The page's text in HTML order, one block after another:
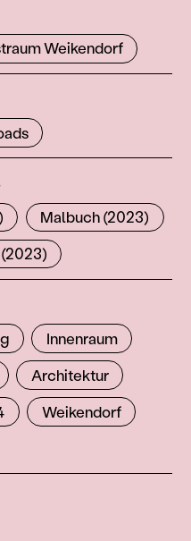
Weikendorf
Malbuch (2023)
Innenraum
Architektur
Weikendorf